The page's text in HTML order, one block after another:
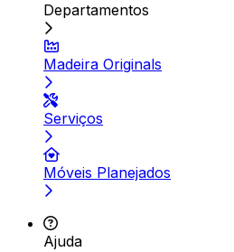
Departamentos
Madeira Originals
Serviços
Móveis Planejados
Ajuda